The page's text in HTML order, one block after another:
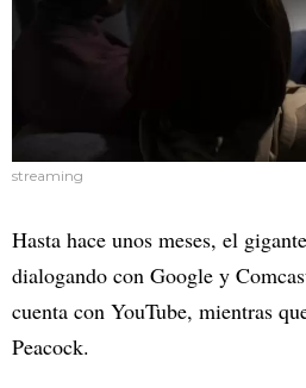
streaming
Hasta hace unos meses, el
dialogando con Google y
cuenta con YouTube, mientras
Peacock.